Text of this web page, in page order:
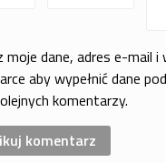
moje dane, adres e-mail
aby wypełnić dane
komentarzy.